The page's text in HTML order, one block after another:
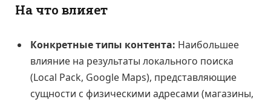
На что влияет
Конкретные типы контента: Наибольшее
влияние на результаты локального поиска
(Local Pack, Google Maps), представляющие
сущности с физическими адресами (магазины,